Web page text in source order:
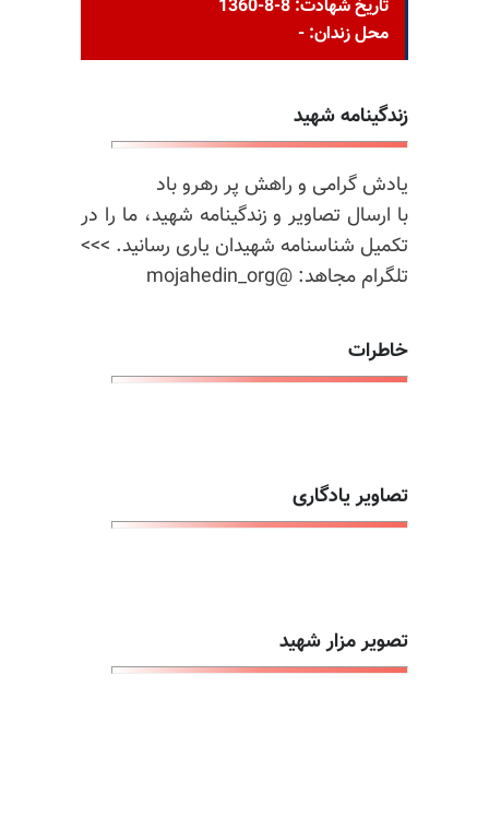
تاریخ شهادت: 8-8-1360
محل زندان: -
زندگینامه شهید
یادش گرامی و راهش پر رهرو باد
با ارسال تصاویر و زندگینامه شهید، ما را در
تکمیل شناسنامه شهیدان یاری رسانید. >>>
تلگرام مجاهد: @mojahedin_org
خاطرات
تصاویر یادگاری
تصویر مزار شهید